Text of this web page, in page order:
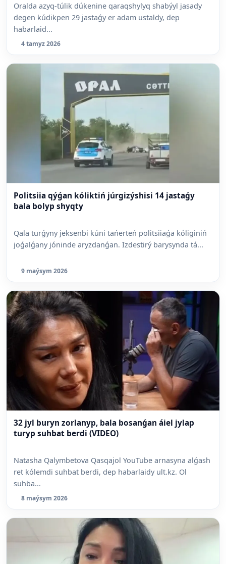
Oralda azyq-túlik dúkenine qaraqshylyq shabýyl jasady
degen kúdikpen 29 jastaǵy er adam ustaldy, dep
habarlaid...
4 tamyz 2026
Politsiia qýǵan kóliktiń júrgizýshisi 14 jastaǵy
bala bolyp shyqty
Qala turǵyny jeksenbi kúni tańerteń politsiiaǵa kóliginiń
joǵalǵany jóninde aryzdanǵan. Izdestirý barysynda tá...
9 maýsym 2026
32 jyl buryn zorlanyp, bala bosanǵan áiel jylap
turyp suhbat berdi (VIDEO)
Natasha Qalymbetova Qasqajol YouTube arnasyna alǵash
ret kólemdi suhbat berdi, dep habarlaidy ult.kz. Ol
suhba...
8 maýsym 2026